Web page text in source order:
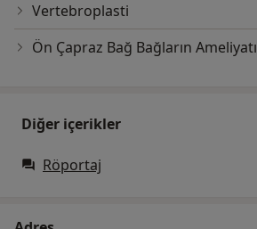
Vertebroplasti
Ön Çapraz Bağ Bağların Ameliyatı
Diğer içerikler
Röportaj